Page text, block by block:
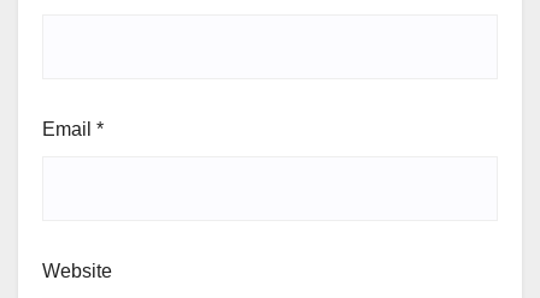
Email *
Website